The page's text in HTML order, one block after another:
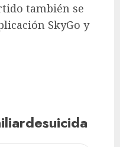
también se
SkyGo y